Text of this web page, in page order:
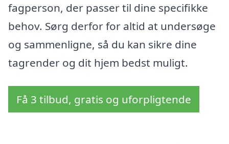
fagperson, der passer til dine specifikke
behov. Sørg derfor for altid at undersøge
og sammenligne, så du kan sikre dine
tagrender og dit hjem bedst muligt.
Få 3 tilbud, gratis og uforpligtende